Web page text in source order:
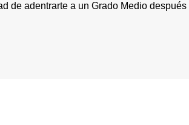
de adentrarte a un Grado Medio después